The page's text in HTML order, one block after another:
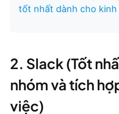
tốt nhất dành cho kinh
2. Slack (Tốt
nhóm và tích
việc)